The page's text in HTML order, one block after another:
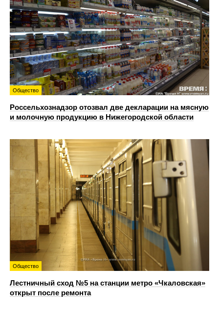
Общество
Россельхознадзор отозвал две декларации на мясную
и молочную продукцию в Нижегородской области
Общество
Лестничный сход №5 на станции метро «Чкаловская»
открыт после ремонта